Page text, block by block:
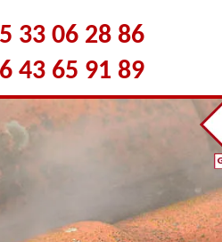
33 06 28 86
43 65 91 89